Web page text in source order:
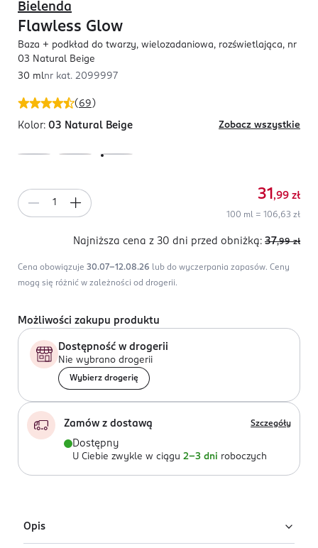
( 69 )
Bielenda
Flawless Glow
Baza + podkład do twarzy, wielozadaniowa, rozświetlająca, nr
03 Natural Beige
30 mlnr kat. 2099997
Kolor: 03 Natural Beige Zobacz wszystkie
31 ,99 zł
100 ml = 106,63 zł
Najniższa cena z 30 dni przed obniżką: 37,99 zł
Cena obowiązuje 30.07-12.08.26 lub do wyczerpania zapasów. Ceny
mogą się różnić w zależności od drogerii.
Możliwości zakupu produktu
Dostępność w drogerii
Nie wybrano drogerii
Wybierz drogerię
Zamów z dostawą Szczegóły
Dostępny
U Ciebie zwykle w ciągu 2-3 dni roboczych
Opis